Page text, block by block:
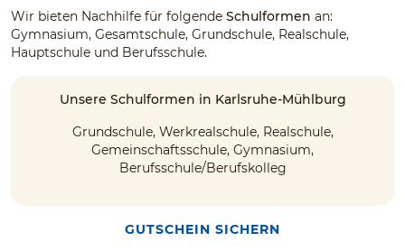
Wir bieten Nachhilfe für folgende Schulformen an:
Gymnasium, Gesamtschule, Grundschule, Realschule,
Hauptschule und Berufsschule.
Unsere Schulformen in Karlsruhe-Mühlburg
Grundschule, Werkrealschule, Realschule,
Gemeinschaftsschule, Gymnasium,
Berufsschule/Berufskolleg
GUTSCHEIN SICHERN